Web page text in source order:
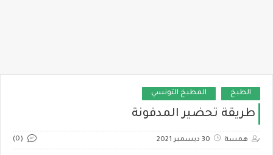
الطبخ المطبخ التونسي
طريقة تحضير المدفونة
همسة 30 ديسمبر 2021 (0)